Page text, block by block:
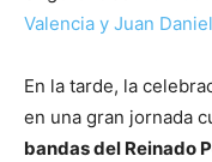
Valencia y Juan
En la tarde, la
en una gran jornada
bandas del Reinado